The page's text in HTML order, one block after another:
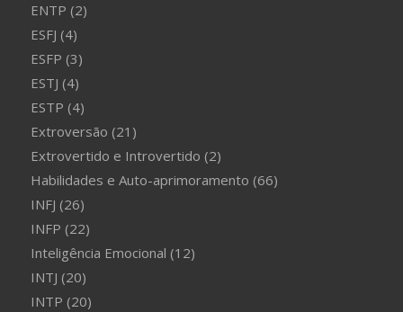
ENTP (2)
ESFJ (4)
ESFP (3)
ESTJ (4)
ESTP (4)
Extroversão (21)
Extrovertido e Introvertido (2)
Habilidades e Auto-aprimoramento (66)
INFJ (26)
INFP (22)
Inteligência Emocional (12)
INTJ (20)
INTP (20)